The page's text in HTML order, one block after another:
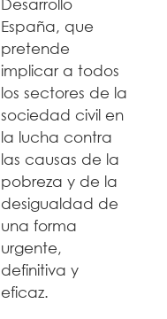
Desarrollo
España, que
pretende
implicar a todos
los sectores de la
sociedad civil en
la lucha contra
las causas de la
pobreza y de la
desigualdad de
una forma
urgente,
definitiva y
eficaz.